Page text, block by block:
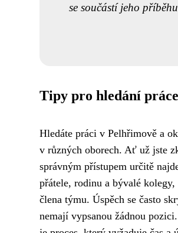
se součástí jeho
Tipy pro hledání práce
Hledáte práci v Pelhřimově a
v různých oborech. Ať už jste
správným přístupem určitě
přátele, rodinu a bývalé
člena týmu. Úspěch se často
nemají vypsanou žádnou